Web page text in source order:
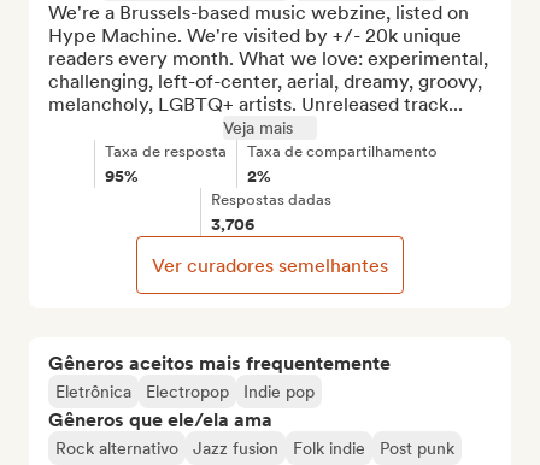
Gêneros aceitos mais frequentemente
Eletrônica Electropop Indie pop
Gêneros que ele/ela ama
Rock alternativo Jazz fusion Folk indie
Post punk
We're a Brussels-based music webzine, listed on
Hype Machine. We're visited by +/- 20k unique
readers every month. What we love: experimental,
challenging, left-of-center, aerial, dreamy, groovy,
melancholy, LGBTQ+ artists. Unreleased track...
Veja mais
Taxa de resposta
95%
Taxa de compartilhamento
2%
Respostas dadas
3,706
Ver curadores semelhantes